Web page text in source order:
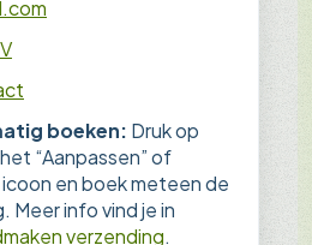
boeken: Druk op
“Aanpassen” of
icoon en boek meteen de
Meer info vind je in
verzending.